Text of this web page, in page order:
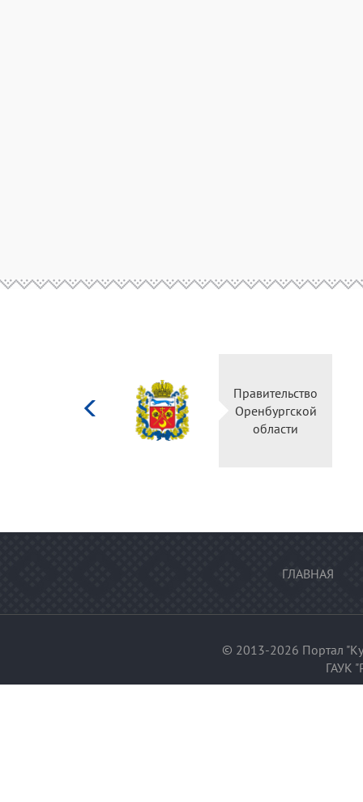
Правительство
Оренбургской
области
ГЛАВНАЯ
© 2013-2026 Портал
ГАУК